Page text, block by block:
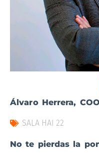
Álvaro Herrera,
SALA HAI 22
No te pierdas la